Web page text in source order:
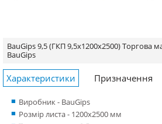
BauGips 9,5 (ГКП 9,5x1200x2500)Торгова
BauGips
Характеристики Призначення
Виробник - BauGips
Розмір листа - 1200x2500 мм